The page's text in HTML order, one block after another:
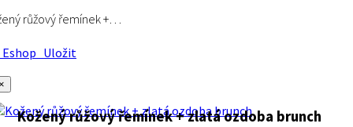
růžový řemínek +…
Uložit
Kožený růžový řemínek + zlatá ozdoba brunch